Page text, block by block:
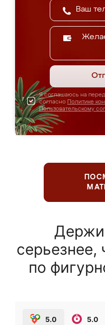
Я соглашаюсь на
согласно Политике
Пользовательскому
по
5.0 5.0